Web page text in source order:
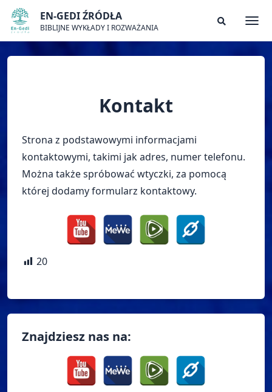
Skip
content
EN-GEDI ŹRÓDŁA
BIBLIJNE WYKŁADY I ROZWAŻANIA
Toggle
Kontakt
Strona z podstawowymi informacjami
kontaktowymi, takimi jak adres, numer telefonu.
Można także spróbować wtyczki, za pomocą
której dodamy formularz kontaktowy.
20
Znajdziesz nas na: